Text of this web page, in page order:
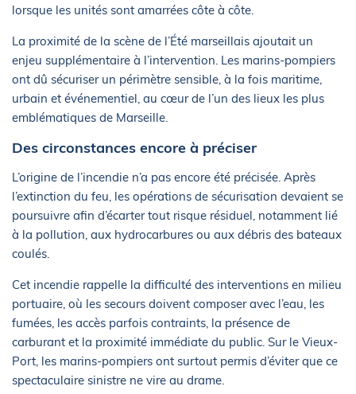
lorsque les unités sont amarrées côte à côte.
La proximité de la scène de l’Été marseillais ajoutait un
enjeu supplémentaire à l’intervention. Les marins-pompiers
ont dû sécuriser un périmètre sensible, à la fois maritime,
urbain et événementiel, au cœur de l’un des lieux les plus
emblématiques de Marseille.
Des circonstances encore à préciser
L’origine de l’incendie n’a pas encore été précisée. Après
l’extinction du feu, les opérations de sécurisation devaient se
poursuivre afin d’écarter tout risque résiduel, notamment lié
à la pollution, aux hydrocarbures ou aux débris des bateaux
coulés.
Cet incendie rappelle la difficulté des interventions en milieu
portuaire, où les secours doivent composer avec l’eau, les
fumées, les accès parfois contraints, la présence de
carburant et la proximité immédiate du public. Sur le Vieux-
Port, les marins-pompiers ont surtout permis d’éviter que ce
spectaculaire sinistre ne vire au drame.